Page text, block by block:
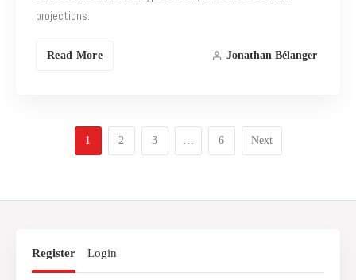
projections.
Read More Jonathan Bélanger
1 2 3 … 6 Next
Register Login